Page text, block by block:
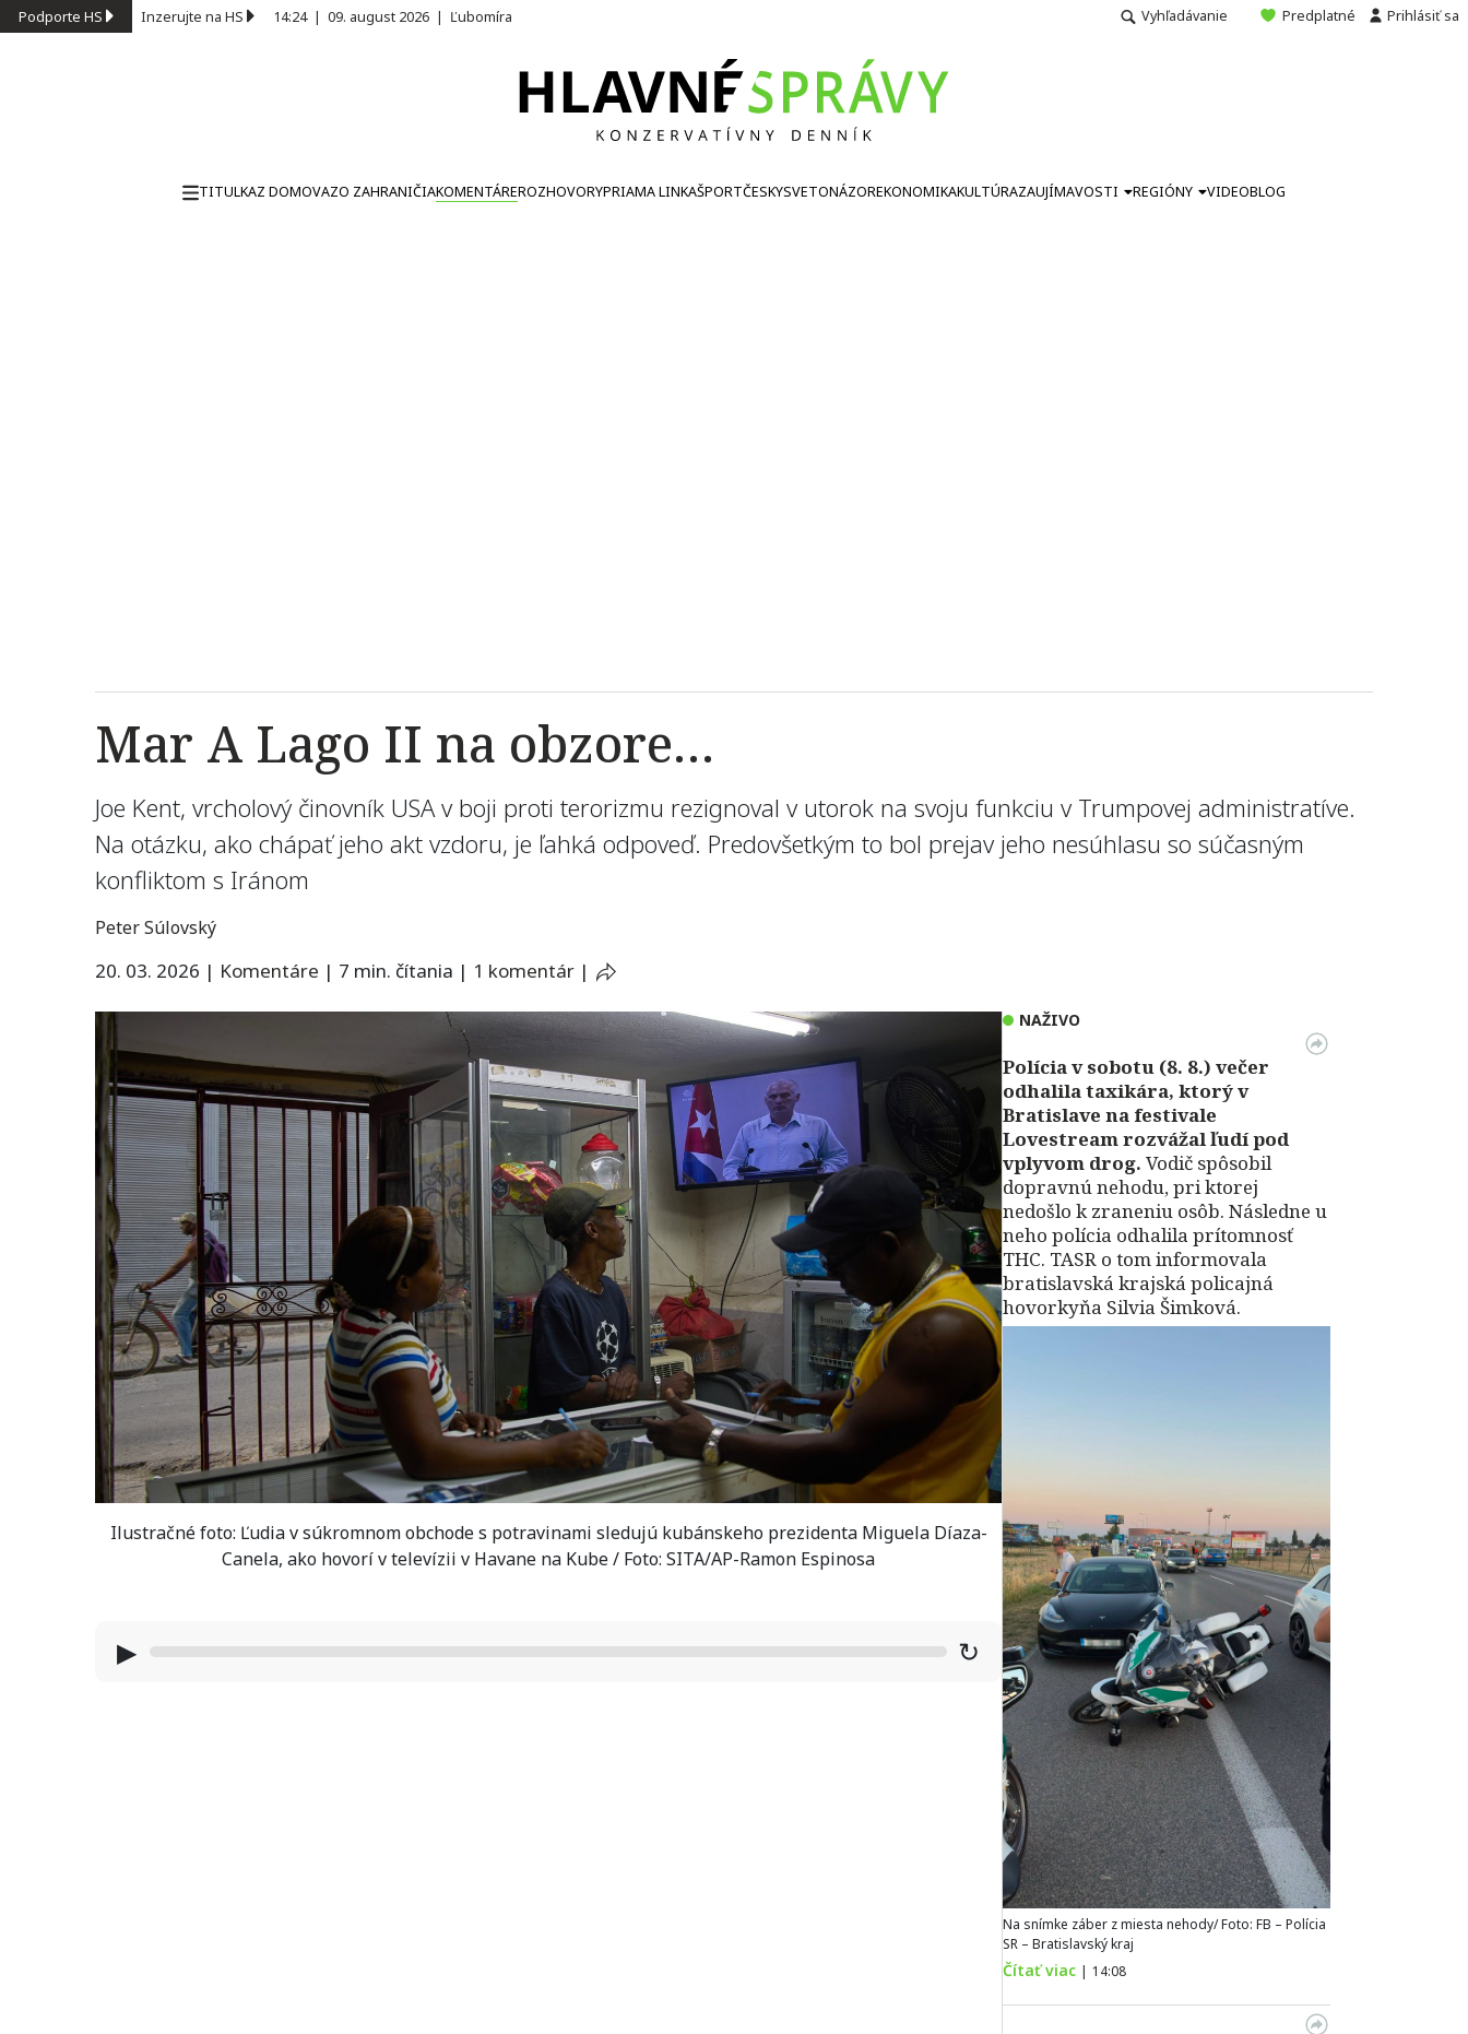
Podporte HS Inzerujte na HS 14:24| 09. august 2026 | Ľubomíra Vyhľadávanie Predplatné Prihlásiť sa
TITULKAZ DOMOVAZO ZAHRANIČIAKOMENTÁREROZHOVORYPRIAMA LINKAŠPORTČESKYSVETONÁZOREKONOMIKAKULTÚRAZAUJÍMAVOSTI REGIÓNY VIDEOBLOG
Mar A Lago II na obzore…
Joe Kent, vrcholový činovník USA v boji proti terorizmu rezignoval v utorok na svoju funkciu v Trumpovej administratíve.
Na otázku, ako chápať jeho akt vzdoru, je ľahká odpoveď. Predovšetkým to bol prejav jeho nesúhlasu so súčasným
konfliktom s Iránom
Peter Súlovský
20. 03. 2026 | Komentáre | 7 min. čítania | 1 komentár |
Ilustračné foto: Ľudia v súkromnom obchode s potravinami sledujú kubánskeho prezidenta Miguela Díaza-
Canela, ako hovorí v televízii v Havane na Kube / Foto: SITA/AP-Ramon Espinosa
▶ ↻
NAŽIVO
Polícia v sobotu (8. 8.) večer
odhalila taxikára, ktorý v
Bratislave na festivale
Lovestream rozvážal ľudí pod
vplyvom drog. Vodič spôsobil
dopravnú nehodu, pri ktorej
nedošlo k zraneniu osôb. Následne u
neho polícia odhalila prítomnosť
THC. TASR o tom informovala
bratislavská krajská policajná
hovorkyňa Silvia Šimková.
Na snímke záber z miesta nehody/ Foto: FB – Polícia
SR – Bratislavský kraj
Čítať viac | 14:08